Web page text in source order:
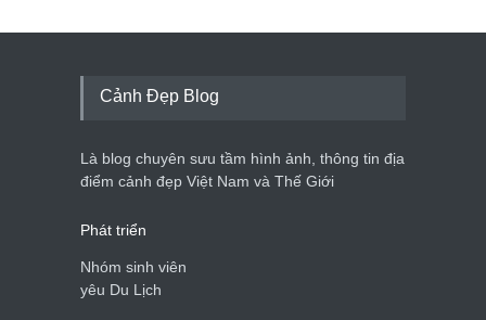
Cảnh Đẹp Blog
Là blog chuyên sưu tầm hình ảnh, thông tin địa
điểm cảnh đẹp Việt Nam và Thế Giới
Phát triển
Nhóm sinh viên
yêu Du Lịch